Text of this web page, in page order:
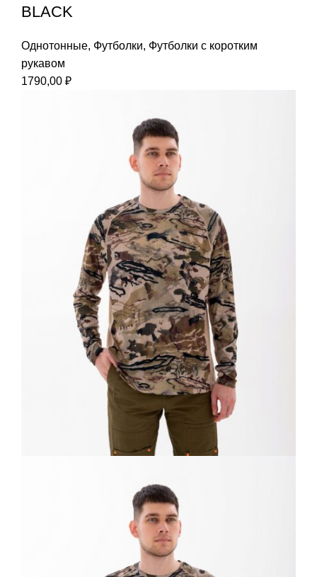
BLACK
Однотонные, Футболки, Футболки с коротким
рукавом
1790,00 ₽